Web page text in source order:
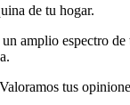
de tu hogar.
amplio espectro
tus